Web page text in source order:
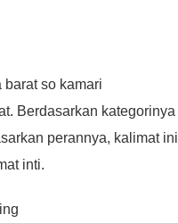
barat so kamari
Berdasarkan kategorinya
perannya, kalimat ini
inti.